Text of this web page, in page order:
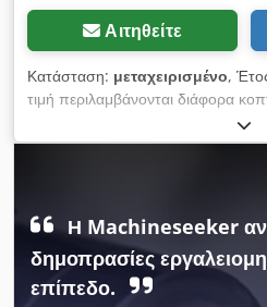
Αιτηθείτε
Κατάσταση: μεταχειρισμένο,
τιμή περιλαμβάνονται διάφορα
σετ κοπτικών. Dcedpfx
Η Machineseeker
δημοπρασίες
επίπεδο.